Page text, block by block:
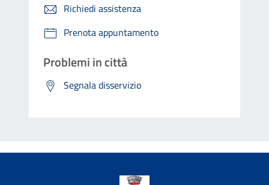
Richiedi assistenza
Prenota appuntamento
Problemi in città
Segnala disservizio